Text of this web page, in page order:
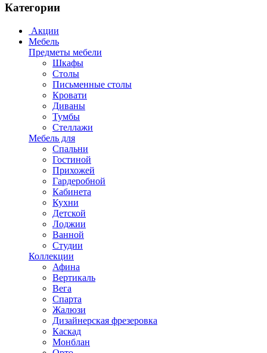
Категории
Акции
Мебель
Предметы мебели
Шкафы
Столы
Письменные столы
Кровати
Диваны
Тумбы
Стеллажи
Мебель для
Спальни
Гостиной
Прихожей
Гардеробной
Кабинета
Кухни
Детской
Лоджии
Ванной
Студии
Коллекции
Афина
Вертикаль
Вега
Спарта
Жалюзи
Дизайнерская фрезеровка
Каскад
Монблан